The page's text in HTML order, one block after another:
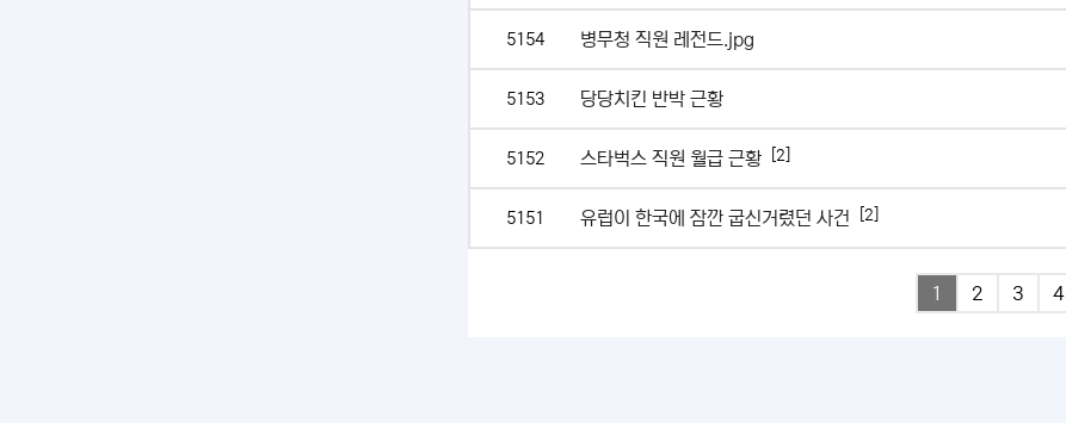
5154 병무청 직원 레전드.jpg
5153 당당치킨 반박 근황
5152 스타벅스 직원 월급 근황 [2]
5151 유럽이 한국에 잠깐 굽신거렸던 사건 [2]
1 2 3 4